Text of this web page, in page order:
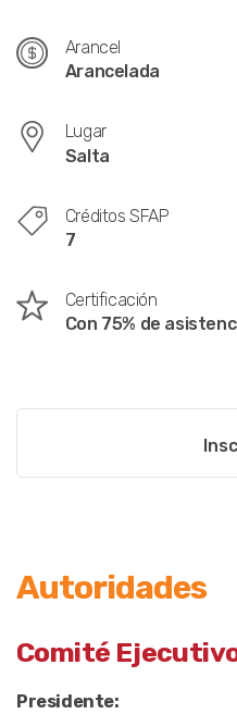
Arancel
Arancelada
Lugar
Salta
Créditos SFAP
7
Certificación
Con 75% de
Autoridades
Comité
Presidente: